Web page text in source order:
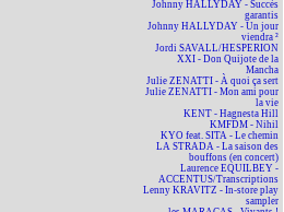
Johnny HALLYDAY - Succès
garantis
Johnny HALLYDAY - Un jour
viendra ²
Jordi SAVALL/HESPERION
XXI - Don Quijote de la
Mancha
Julie ZENATTI - À quoi ça sert
Julie ZENATTI - Mon ami pour
la vie
KENT - Hagnesta Hill
KMFDM - Nihil
KYO feat. SITA - Le chemin
LA STRADA - La saison des
bouffons (en concert)
Laurence EQUILBEY -
ACCENTUS/Transcriptions
Lenny KRAVITZ - In-store play
sampler